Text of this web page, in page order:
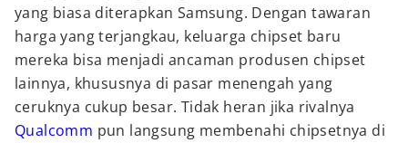
yang biasa diterapkan Samsung. Dengan tawaran
harga yang terjangkau, keluarga chipset baru
mereka bisa menjadi ancaman produsen chipset
lainnya, khususnya di pasar menengah yang
ceruknya cukup besar. Tidak heran jika rivalnya
Qualcomm pun langsung membenahi chipsetnya di